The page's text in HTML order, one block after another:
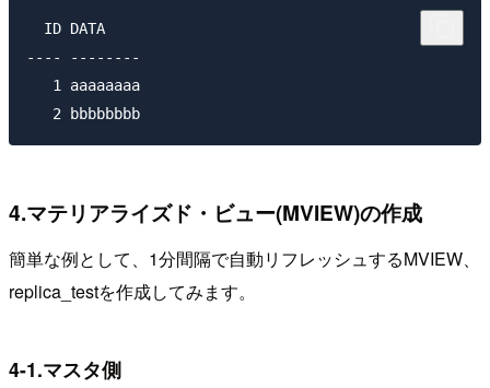
  ID DATA
---- --------
   1 aaaaaaaa
4.マテリアライズド・ビュー(MVIEW)の作成
簡単な例として、1分間隔で自動リフレッシュするMVIEW、
replica_testを作成してみます。
4-1.マスタ側